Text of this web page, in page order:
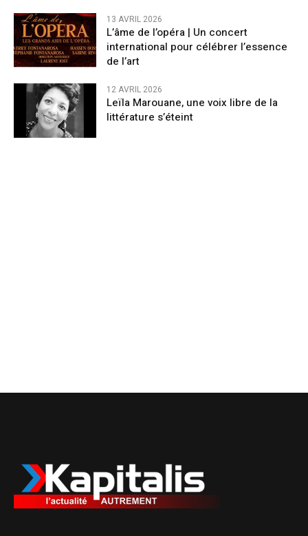
13 AVRIL 2026
L’âme de l’opéra | Un concert
international pour célébrer l’essence
de l’art
12 AVRIL 2026
Leïla Marouane, une voix libre de la
littérature s’éteint